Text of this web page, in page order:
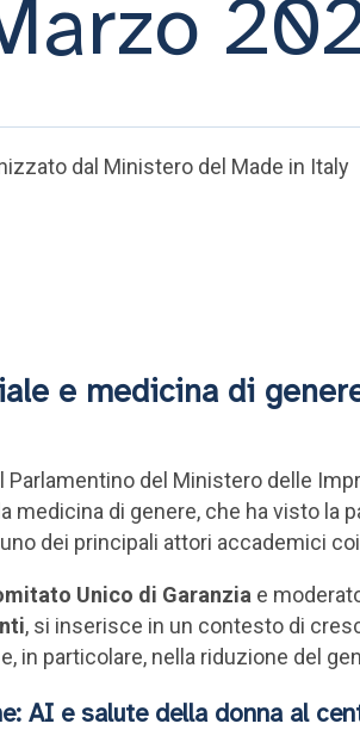
e medicina di
Parlamentino del Ministero delle
medicina di genere, che ha visto la
dei principali attori accademici
Unico di Garanzia e
, si inserisce in un contesto di
in particolare, nella riduzione del
AI e salute della donna al